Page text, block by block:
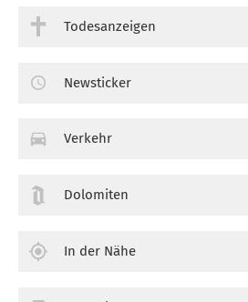
Todesanzeigen
Newsticker
Verkehr
Dolomiten
In der Nähe